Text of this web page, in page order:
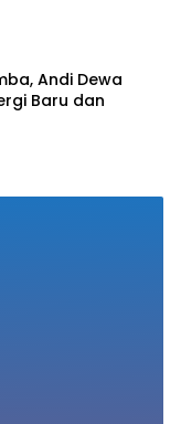
Andi Dewa
Baru dan